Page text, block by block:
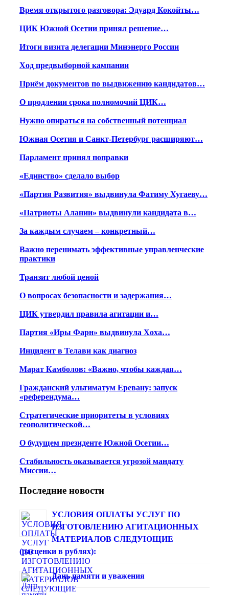
Время открытого разговора: Эдуард Кокойты…
ЦИК Южной Осетии принял решение…
Итоги визита делегации Минэнерго России
Ход предвыборной кампании
Приём документов по выдвижению кандидатов…
О продлении срока полномочий ЦИК…
Нужно опираться на собственный потенциал
Южная Осетия и Санкт-Петербург расширяют…
Парламент принял поправки
«Единство» сделало выбор
«Партия Развития» выдвинула Фатиму Хугаеву…
«Патриоты Алании» выдвинули кандидата в…
За каждым случаем – конкретный…
Важно перенимать эффективные управленческие
практики
Транзит любой ценой
О вопросах безопасности и задержания…
ЦИК утвердил правила агитации и…
Партия «Иры Фарн» выдвинула Хоха…
Инцидент в Телави как диагноз
Марат Камболов: «Важно, чтобы каждая…
Гражданский ультиматум Еревану: запуск
«референдума…
Стратегические приоритеты в условиях
геополитической…
О будущем президенте Южной Осетии…
Стабильность оказывается угрозой мандату
Миссии…
Последние новости
УСЛОВИЯ ОПЛАТЫ УСЛУГ ПО
ИЗГОТОВЛЕНИЮ АГИТАЦИОННЫХ
МАТЕРИАЛОВ СЛЕДУЮЩИЕ
(расценки в рублях):
Дань памяти и уважения